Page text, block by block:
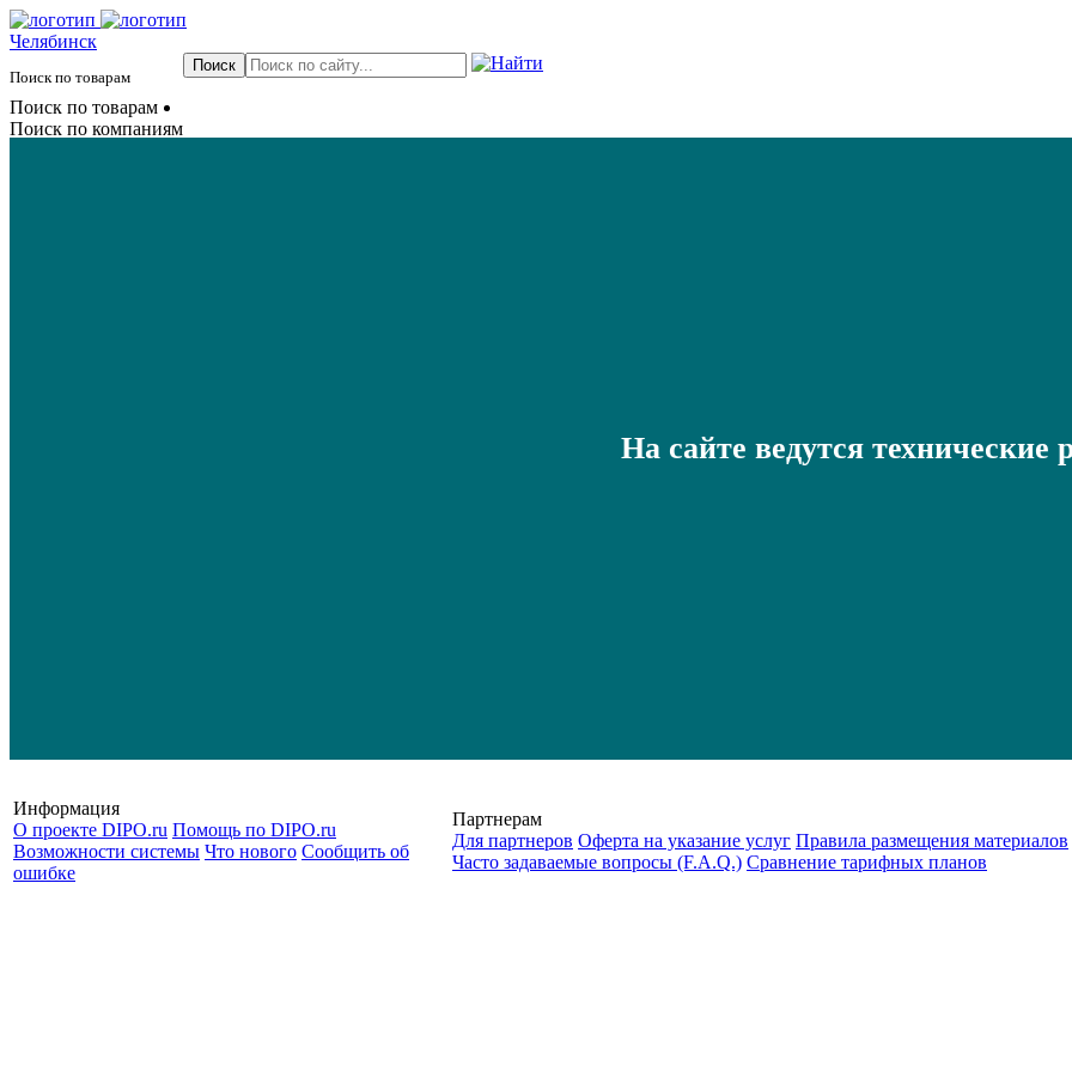
Челябинск
Поиск по товарам
Поиск по товарам
Поиск по компаниям
На сайте ведутся технические
Информация
О проекте DIPO.ru Помощь по DIPO.ru
Возможности системы Что нового Сообщить об
ошибке
Партнерам
Для партнеров Оферта на указание услуг Правила размещения материалов
Часто задаваемые вопросы (F.A.Q.) Cравнение тарифных планов